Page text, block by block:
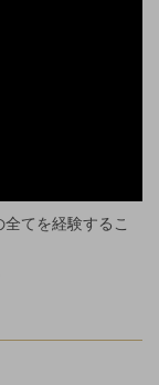
てを経験するこ